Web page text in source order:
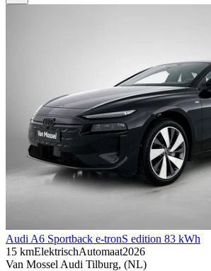
Audi A6 Sportback e-tronS edition 83 kWh
15 kmElektrischAutomaat2026
Van Mossel Audi Tilburg, (NL)